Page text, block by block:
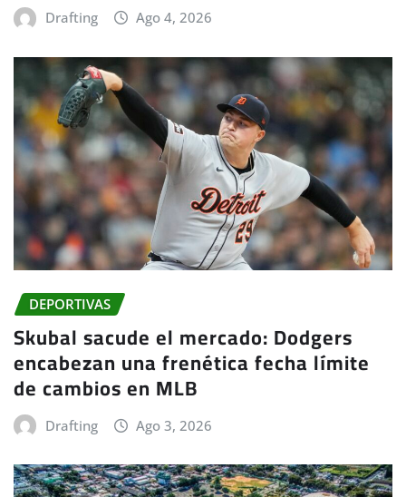
Drafting Ago 4, 2026
DEPORTIVAS
Skubal sacude el mercado: Dodgers
encabezan una frenética fecha límite
de cambios en MLB
Drafting Ago 3, 2026